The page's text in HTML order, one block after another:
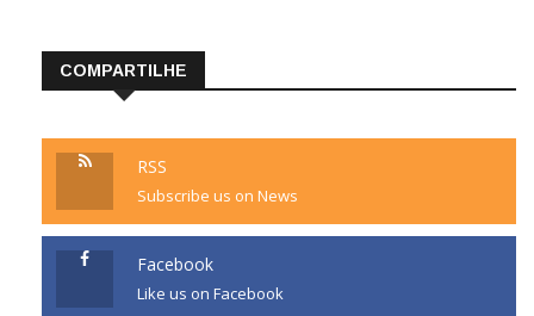
COMPARTILHE
RSS
Subscribe us on News
Facebook
Like us on Facebook